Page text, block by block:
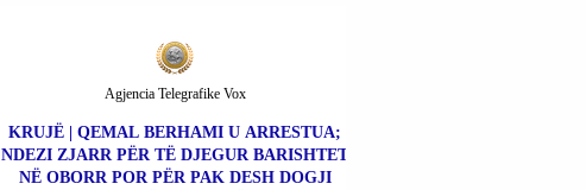
KRUJË | QEMAL BERHAMI U ARRESTUA;
NDEZI ZJARR PËR TË DJEGUR BARISHTET
NË OBORR POR PËR PAK DESH DOGJI
Agjencia Telegrafike Vox